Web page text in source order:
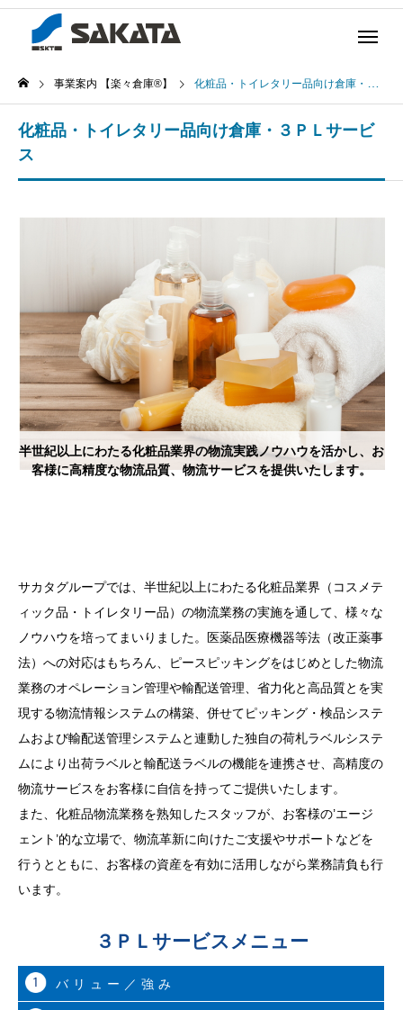
事業案内 【楽々倉庫®】 化粧品・トイレタリー品向け倉庫・３ＰＬサービス
化粧品・トイレタリー品向け倉庫・３ＰＬサービ
ス
半世紀以上にわたる化粧品業界の物流実践ノウハウを活かし、 お
客様に高精度な物流品質、物流サービスを提供いたします。
サカタグループでは、半世紀以上にわたる化粧品業界（コスメテ
ィック品・トイレタリー品）の物流業務の実施を通して、様々な
ノウハウを培ってまいりました。医薬品医療機器等法（改正薬事
法）への対応はもちろん、ピースピッキングをはじめとした物流
業務のオペレーション管理や輸配送管理、省力化と高品質とを実
現する物流情報システムの構築、併せてピッキング・検品システ
ムおよび輸配送管理システムと連動した独自の荷札ラベルシステ
ムにより出荷ラベルと輸配送ラベルの機能を連携させ、高精度の
物流サービスをお客様に自信を持ってご提供いたします。
また、化粧品物流業務を熟知したスタッフが、お客様の’エージ
ェント’的な立場で、物流革新に向けたご支援やサポートなどを
行うとともに、お客様の資産を有効に活用しながら業務請負も行
います。
３ＰＬサービスメニュー
バリュー／強み